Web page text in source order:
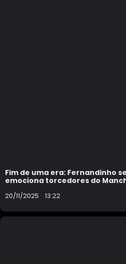
Fim de uma era: Fernandinho
emociona torcedores do
20/11/2025 13:22